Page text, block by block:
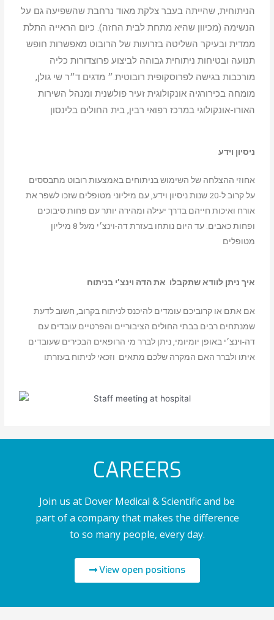
הניתוחית, שהייתה בעבר צלקת מאוד נרחבת שהשפיעה גם על
הנשימה (מכיוון שהיא מתחת לבית החזה). כיום הראייה התלת
ממדית ובעיקר השליטה בזרועות של הרובוט מאפשרות חופש
תנועה ובטיחות ניתוחית גבוהה לביצוע פרוצדורות כליה
מורכבות בגישה לפרוסקופית רובוטית.״ מדגים ד״ר שי גולן,
מומחה בכירורגיה אונקולוגית זעיר פולשנית ומנהל השירות
האורו-אונקולוגי במרכז רפואי רבין, בית החולים בלינסון
ניסיון וידע
אחוזי ההצלחה של השימוש בניתוחים באמצעות רובוט מתבססים
על קרוב ל-20 שנות ניסיון וידע, עם מיליוני מטופלים שזכו לשפר את
אורח ואיכות חייהם בדרך יעילה ומהירה יותר עם פחות סיבוכים
ופחות כאבים. עד היום נותחו בעזרת דה-וינצ׳י מעל 8 מיליון
מטופלים
איך ניתן לוודא שתקבלו את הדה וינצ’י בניתוח
אם אתם או קרוביכם עומדים להיכנס לניתוח בקרוב, חשוב לדעת
שמנתחים רבים בבתי החולים הציבוריים והפרטיים עובדים עם
דה-וינצ׳י באופן יומיומי, ניתן לברר מי הרופאים הבכירים שעובדים
איתו ולברר האם המקרה שלכם מתאים וזכאי לניתוח בעזרתו
CAREERS
Join us at Dover Medical & Scientific and be
part of a company that makes the difference
to so many people, every day.
View open positions